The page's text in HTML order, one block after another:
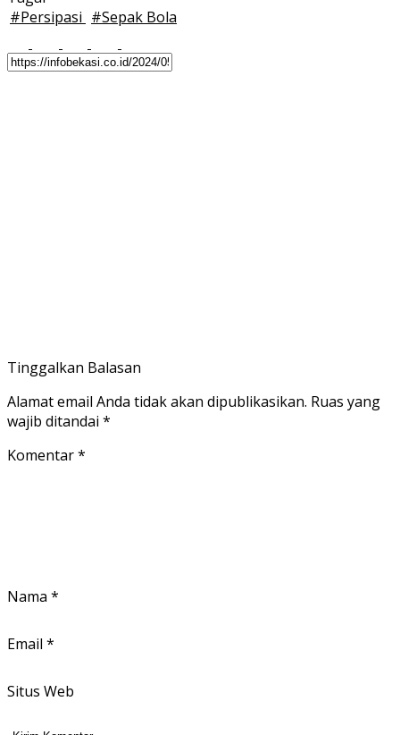
#Persipasi #Sepak Bola
Tinggalkan Balasan
Alamat email Anda tidak akan dipublikasikan. Ruas yang
wajib ditandai *
Komentar*
Nama *
Email *
Situs Web